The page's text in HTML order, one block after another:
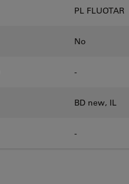
PL FLUOTAR
No
-
BD new, IL
-